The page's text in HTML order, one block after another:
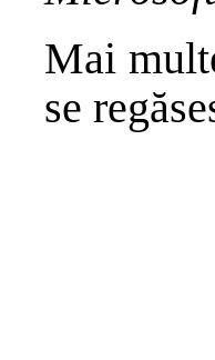
Mai
se